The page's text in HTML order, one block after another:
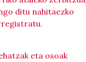
ditu nahitaezko
eta osoak